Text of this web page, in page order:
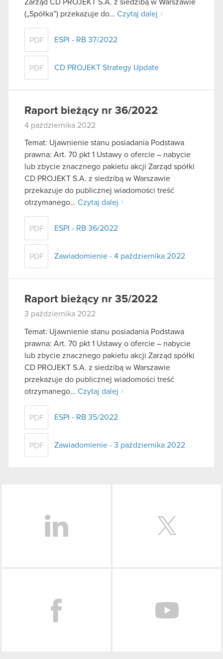
Zarząd CD PROJEKT S.A. z siedzibą w Warszawie
(„Spółka”) przekazuje do… Czytaj dalej
PDF ESPI - RB 37/2022
PDF CD PROJEKT Strategy Update
Raport bieżący nr 36/2022
4 października 2022
Temat: Ujawnienie stanu posiadania Podstawa
prawna: Art. 70 pkt 1 Ustawy o ofercie – nabycie
lub zbycie znacznego pakietu akcji Zarząd spółki
CD PROJEKT S.A. z siedzibą w Warszawie
przekazuje do publicznej wiadomości treść
otrzymanego… Czytaj dalej
PDF ESPI - RB 36/2022
PDF Zawiadomienie - 4 października 2022
Raport bieżący nr 35/2022
3 października 2022
Temat: Ujawnienie stanu posiadania Podstawa
prawna: Art. 70 pkt 1 Ustawy o ofercie – nabycie
lub zbycie znacznego pakietu akcji Zarząd spółki
CD PROJEKT S.A. z siedzibą w Warszawie
przekazuje do publicznej wiadomości treść
otrzymanego… Czytaj dalej
PDF ESPI - RB 35/2022
PDF Zawiadomienie - 3 października 2022